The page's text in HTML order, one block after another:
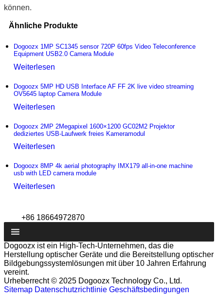
können.
Ähnliche Produkte
Dogoozx 1MP SC1345 sensor 720P 60fps Video Teleconference
Equipment USB2.0 Camera Module
Weiterlesen
Dogoozx 5MP HD USB Interface AF FF 2K live video streaming
OV5645 laptop Camera Module
Weiterlesen
Dogoozx 2MP 2Megapixel 1600×1200 GC02M2 Projektor
dediziertes USB-Laufwerk freies Kameramodul
Weiterlesen
Dogoozx 8MP 4k aerial photography IMX179 all-in-one machine
usb with LED camera module
Weiterlesen
+86 18664972870
Dogoozx ist ein High-Tech-Unternehmen, das die
Herstellung optischer Geräte und die Bereitstellung optischer
Bildgebungssystemlösungen mit über 10 Jahren Erfahrung
vereint.
Urheberrecht © 2025 Dogoozx Technology Co., Ltd.
Sitemap Datenschutzrichtlinie Geschäftsbedingungen